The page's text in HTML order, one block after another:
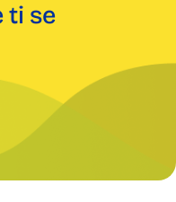
ti se